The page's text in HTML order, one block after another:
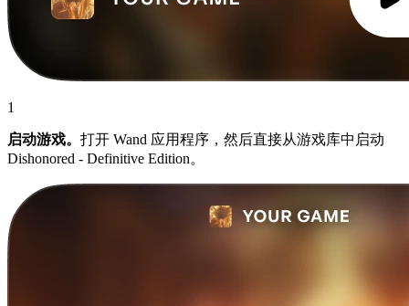
1
启动游戏。 打开 Wand 应用程序，然后直接从游戏库中启动
Dishonored - Definitive Edition。